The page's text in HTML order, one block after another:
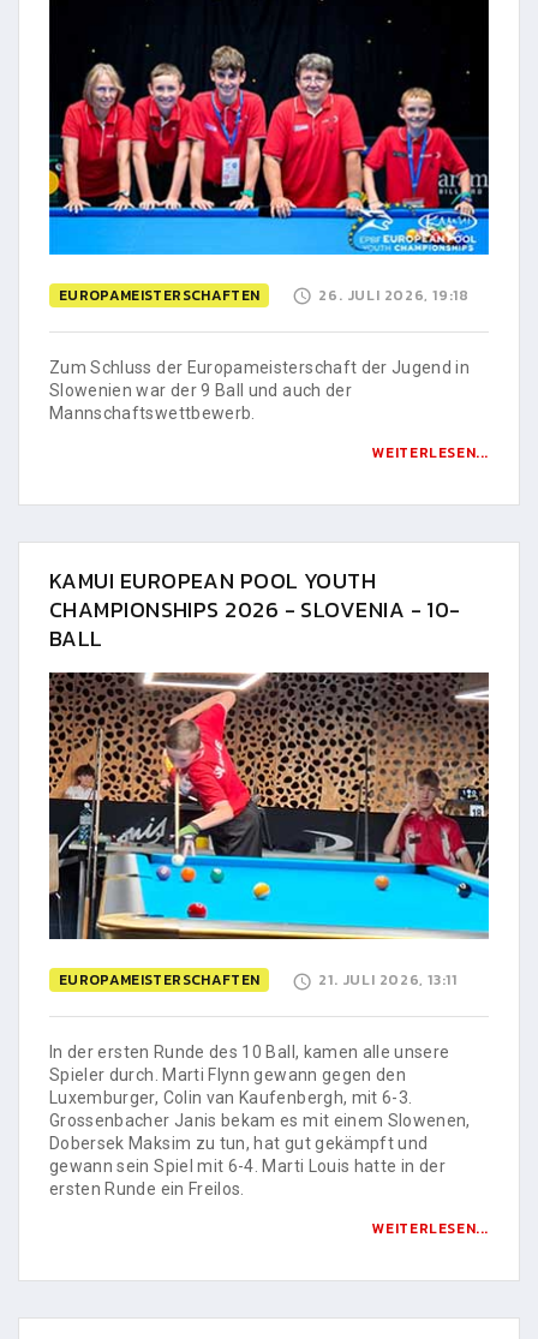
EUROPAMEISTERSCHAFTEN 26. JULI 2026, 19:18
Zum Schluss der Europameisterschaft der Jugend in
Slowenien war der 9 Ball und auch der
Mannschaftswettbewerb.
WEITERLESEN...
KAMUI EUROPEAN POOL YOUTH
CHAMPIONSHIPS 2026 - SLOVENIA - 10-
BALL
EUROPAMEISTERSCHAFTEN 21. JULI 2026, 13:11
In der ersten Runde des 10 Ball, kamen alle unsere
Spieler durch. Marti Flynn gewann gegen den
Luxemburger, Colin van Kaufenbergh, mit 6-3.
Grossenbacher Janis bekam es mit einem Slowenen,
Dobersek Maksim zu tun, hat gut gekämpft und
gewann sein Spiel mit 6-4. Marti Louis hatte in der
ersten Runde ein Freilos.
WEITERLESEN...